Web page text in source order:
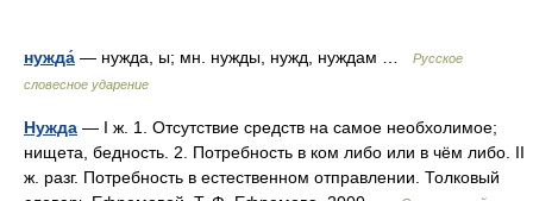
нужда́ — нужда, ы; мн. нужды, нужд, нуждам …
Русское
словесное ударение
Нужда — I ж. 1. Отсутствие средств на самое необхолимое;
нищета, бедность. 2. Потребность в ком либо или в чём либо. II
ж. разг. Потребность в естественном отправлении. Толковый